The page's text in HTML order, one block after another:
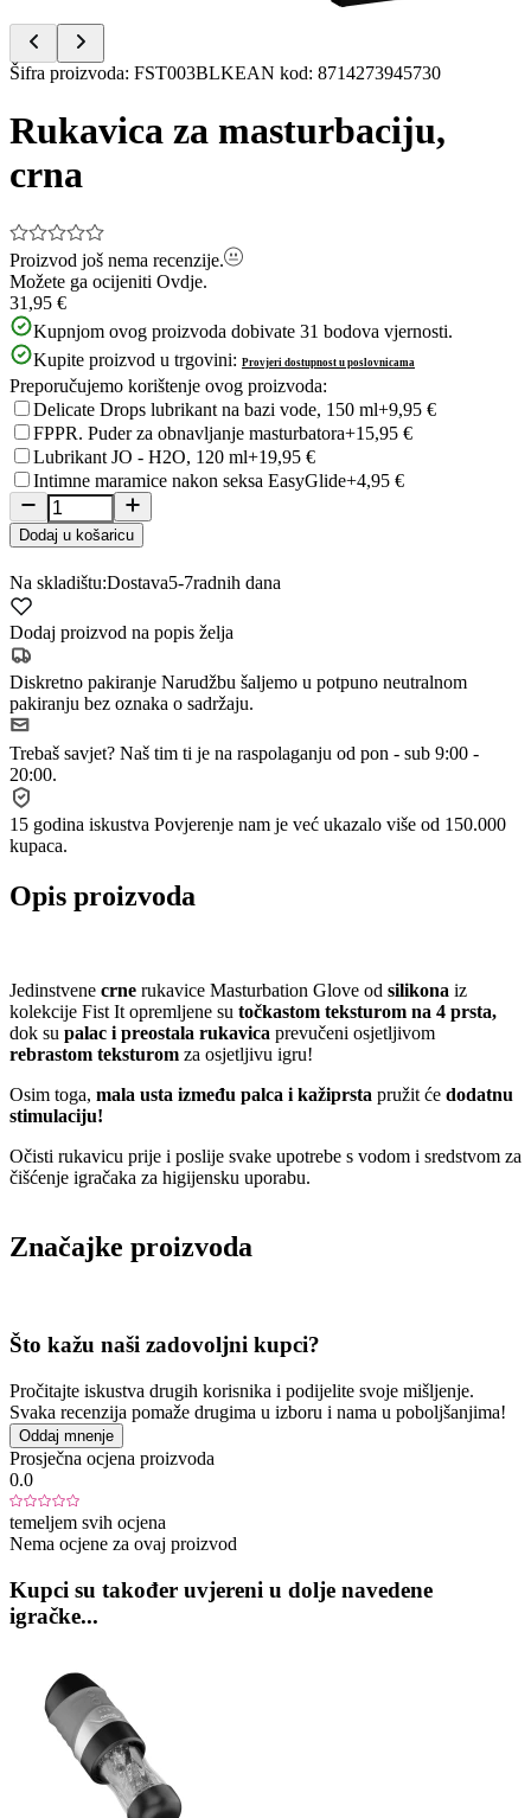
Item
of
Šifra proizvoda: FST003BLKEAN kod: 8714273945730
Rukavica za masturbaciju,
crna
Proizvod još nema recenzije.
Možete ga ocijeniti Ovdje.
31,95 €
Kupnjom ovog proizvoda dobivate 31 bodova vjernosti.
Kupite proizvod u trgovini: Provjeri dostupnost u poslovnicama
Preporučujemo korištenje ovog proizvoda:
Delicate Drops lubrikant na bazi vode, 150 ml+9,95 €
FPPR. Puder za obnavljanje masturbatora+15,95 €
Lubrikant JO - H2O, 120 ml+19,95 €
Intimne maramice nakon seksa EasyGlide+4,95 €
Dodaj u košaricu
Na skladištu:Dostava5-7radnih dana
Dodaj proizvod na popis želja
Diskretno pakiranje Narudžbu šaljemo u potpuno neutralnom
pakiranju bez oznaka o sadržaju.
Trebaš savjet? Naš tim ti je na raspolaganju od pon - sub 9:00 -
20:00.
15 godina iskustva Povjerenje nam je već ukazalo više od 150.000
kupaca.
Opis proizvoda
Jedinstvene crne rukavice Masturbation Glove od silikona iz
kolekcije Fist It opremljene su točkastom teksturom na 4 prsta,
dok su palac i preostala rukavica prevučeni osjetljivom
rebrastom teksturom za osjetljivu igru!
Osim toga, mala usta između palca i kažiprsta pružit će dodatnu
stimulaciju!
Očisti rukavicu prije i poslije svake upotrebe s vodom i sredstvom za
čišćenje igračaka za higijensku uporabu.
Značajke proizvoda
Što kažu naši zadovoljni kupci?
Pročitajte iskustva drugih korisnika i podijelite svoje mišljenje.
Svaka recenzija pomaže drugima u izboru i nama u poboljšanjima!
Oddaj mnenje
Prosječna ocjena proizvoda
0.0
temeljem svih ocjena
Nema ocjene za ovaj proizvod
Kupci su također uvjereni u dolje navedene
igračke...